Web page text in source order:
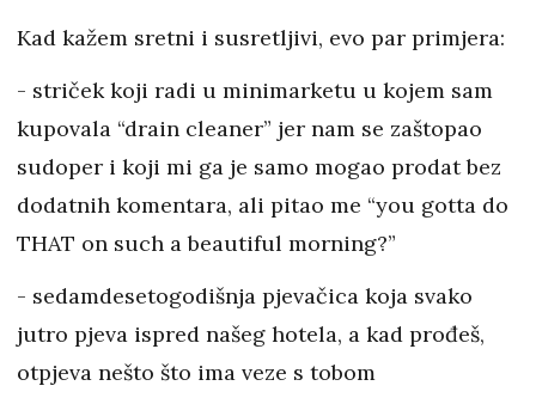
Kad kažem sretni i susretljivi, evo par primjera:
- striček koji radi u minimarketu u kojem sam
kupovala “drain cleaner” jer nam se zaštopao
sudoper i koji mi ga je samo mogao prodat bez
dodatnih komentara, ali pitao me “you gotta do
THAT on such a beautiful morning?”
- sedamdesetogodišnja pjevačica koja svako
jutro pjeva ispred našeg hotela, a kad prođeš,
otpjeva nešto što ima veze s tobom